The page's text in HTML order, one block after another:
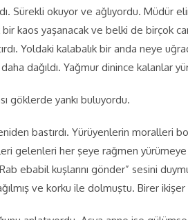
Sürekli okuyor ve ağlıyordu.
kaos yaşanacak ve belki de birçok
Yoldaki kalabalık bir anda neye
dağıldı. Yağmur dinince kalanlar
göklerde yankı buluyordu.
bastırdı. Yürüyenlerin moralleri
gelenleri her şeye rağmen
ebabil kuşlarını gönder” sesini
ve korku ile dolmuştu. Birer ikişer